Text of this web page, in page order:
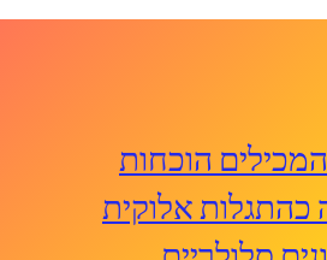
הוכחות
אלוקית